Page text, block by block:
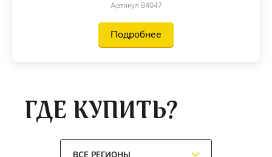
Артикул 84047
Подробнее
ГДЕ КУПИТЬ?